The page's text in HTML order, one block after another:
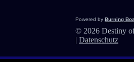
Powered by Burning
© 2026 Destiny
| Datenschutz